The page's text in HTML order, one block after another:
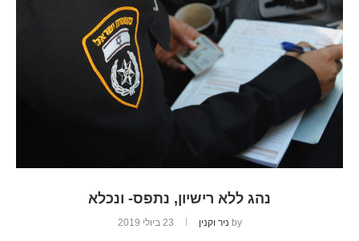
נהג ללא רישיון, נתפס- ונכלא
by ניר וקנין 23 ביולי 2019